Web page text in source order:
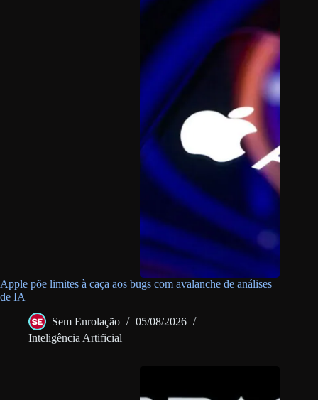
Apple põe limites à caça aos bugs com avalanche de análises
de IA
Sem Enrolação
05/08/2026
Inteligência Artificial